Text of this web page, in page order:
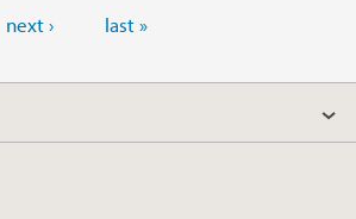
next › last »